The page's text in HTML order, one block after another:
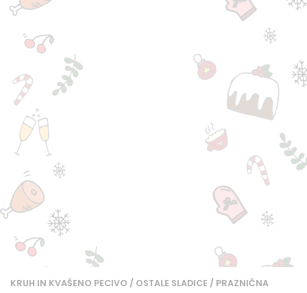
KRUH IN KVAŠENO PECIVO / OSTALE SLADICE / PRAZNIČNA